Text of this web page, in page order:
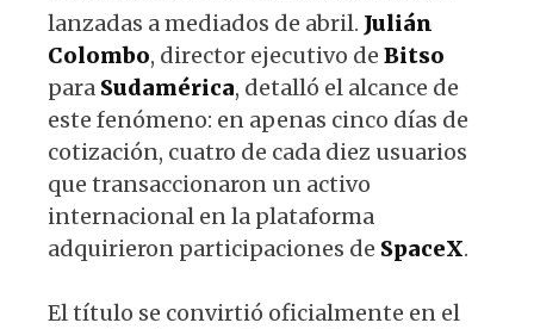
lanzadas a mediados de abril. Julián
Colombo, director ejecutivo de Bitso
para Sudamérica, detalló el alcance de
este fenómeno: en apenas cinco días de
cotización, cuatro de cada diez usuarios
que transaccionaron un activo
internacional en la plataforma
adquirieron participaciones de SpaceX.
El título se convirtió oficialmente en el